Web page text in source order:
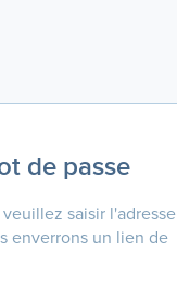
de passe
saisir l'adresse
enverrons un lien de